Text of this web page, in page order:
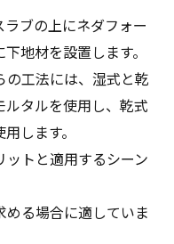
ブの上にネダフォー
地材を設置します。
工法には、湿式と乾
タルを使用し、乾式
します。
トと適用するシーン
る場合に適していま